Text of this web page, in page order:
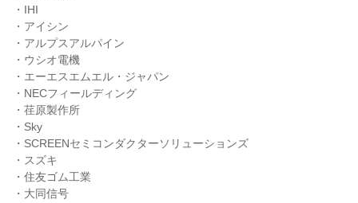
・IHI
・アイシン
・アルプスアルパイン
・ウシオ電機
・エーエスエムエル・ジャパン
・NECフィールディング
・荏原製作所
・Sky
・SCREENセミコンダクターソリューションズ
・スズキ
・住友ゴム工業
・大同信号